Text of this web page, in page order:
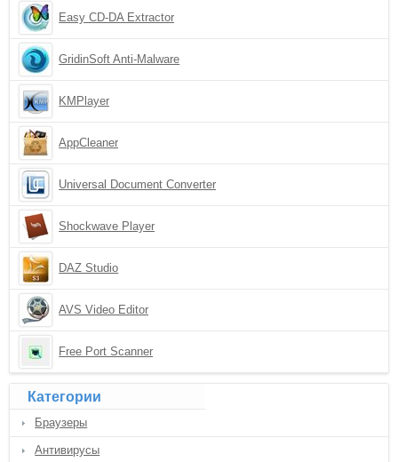
Easy CD-DA Extractor
GridinSoft Anti-Malware
KMPlayer
AppCleaner
Universal Document Converter
Shockwave Player
DAZ Studio
AVS Video Editor
Free Port Scanner
Категории
Браузеры
Антивирусы